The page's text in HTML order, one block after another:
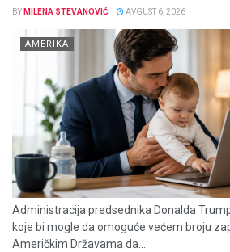
BY MILENA STEVANOVIĆ AVGUST 6, 2026
AMERIKA
Administracija predsednika Donalda
koje bi mogle da omoguće većem broju
Američkim Državama da...